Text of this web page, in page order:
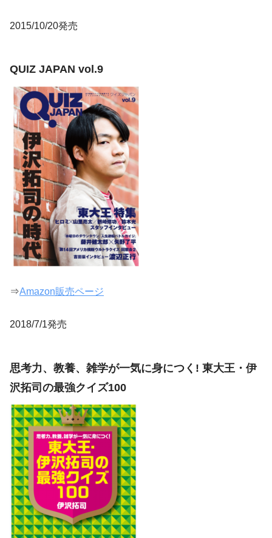
2015/10/20発売
QUIZ JAPAN vol.9
⇒Amazon販売ページ
2018/7/1発売
思考力、教養、雑学が一気に身につく! 東大王・伊
沢拓司の最強クイズ100